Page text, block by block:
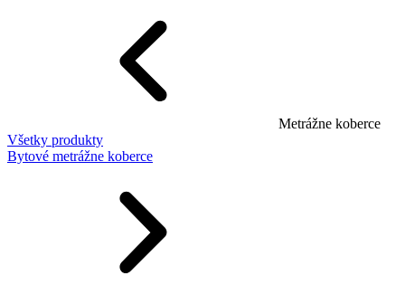
Metrážne koberce
Všetky produkty
Bytové metrážne koberce